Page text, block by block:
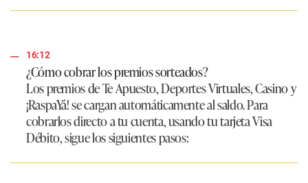
16:12
¿Cómo cobrar los premios sorteados?
Los premios de Te Apuesto, Deportes Virtuales, Casino y
¡RaspaYá! se cargan automáticamente al saldo. Para
cobrarlos directo a tu cuenta, usando tu tarjeta Visa
Débito, sigue los siguientes pasos: